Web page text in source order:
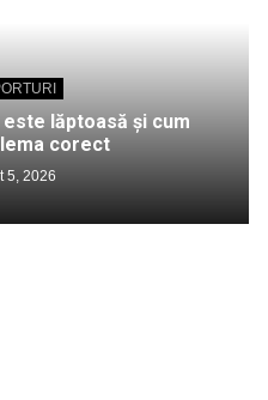
lăptoasă și cum
corect
5, 2026